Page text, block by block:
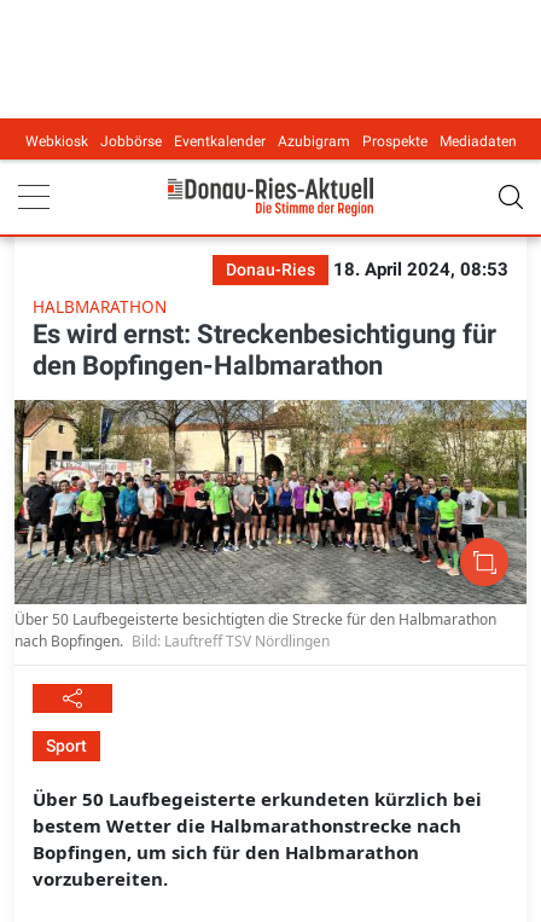
Main navigation
Webkiosk Jobbörse Eventkalender Azubigram Prospekte Mediadaten
Donau-Ries
18. April 2024, 08:53
HALBMARATHON
Es wird ernst: Streckenbesichtigung für
den Bopfingen-Halbmarathon
Über 50 Laufbegeisterte besichtigten die Strecke für den Halbmarathon
nach Bopfingen. Bild: Lauftreff TSV Nördlingen
Sport
Über 50 Laufbegeisterte erkundeten kürzlich bei
bestem Wetter die Halbmarathonstrecke nach
Bopfingen, um sich für den Halbmarathon
vorzubereiten.